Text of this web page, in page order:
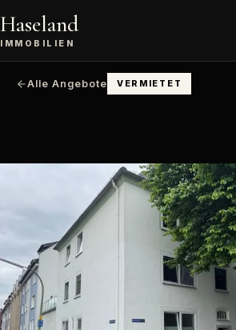
Haseland
IMMOBILIEN
Alle Angebote VERMIETET